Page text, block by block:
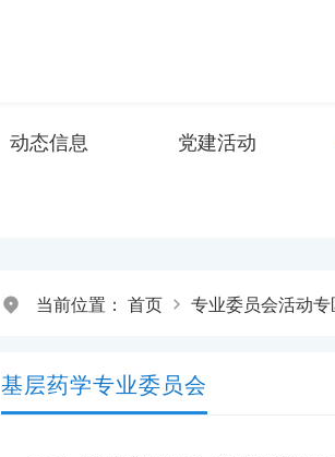
动态信息 党建活动
当前位置： 首页 专业委员会活动专
基层药学专业委员会